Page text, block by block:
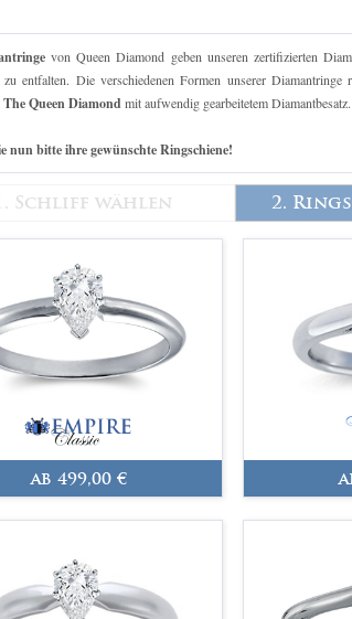
von Queen Diamond geben unseren zertifizierten
entfalten. Die verschiedenen Formen unserer
The Queen Diamond mit aufwendig gearbeitetem Diamantbesatz.
nun bitte ihre gewünschte Ringschiene!
Schliff wählen 2.
ab 499,00 €